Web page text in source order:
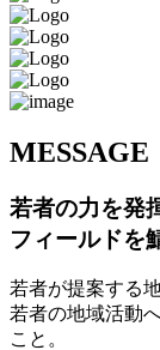
MESSAGE
若者の力を発
フィールドを
若者が提案する
若者の地域活動
こと。